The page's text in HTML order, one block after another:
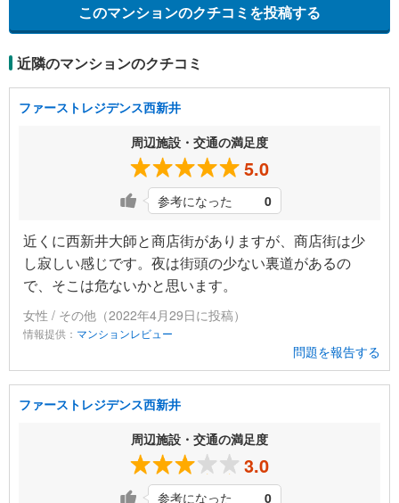
このマンションのクチコミを投稿する
近隣のマンションのクチコミ
ファーストレジデンス西新井
周辺施設・交通の満足度
5.0
参考になった 0
近くに西新井大師と商店街がありますが、商店街は少
し寂しい感じです。夜は街頭の少ない裏道があるの
で、そこは危ないかと思います。
女性 / その他（2022年4月29日に投稿）
情報提供： マンションレビュー
問題を報告する
ファーストレジデンス西新井
周辺施設・交通の満足度
3.0
参考になった 0